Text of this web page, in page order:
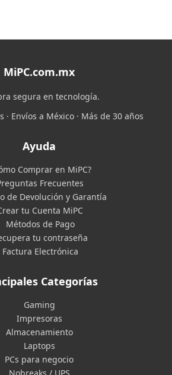
MiPC.com.mx
segura en tecnología.
· Envíos a México · Más de 30 años
Ayuda
Comprar en MiPC?
Frecuentes
de Devolución y Garantía
tu Cuenta MiPC
Métodos de Pago
tu contraseña
Factura Electrónica
Categorías
Gaming
Impresoras
Almacenamiento
Laptops
PCs para negocio